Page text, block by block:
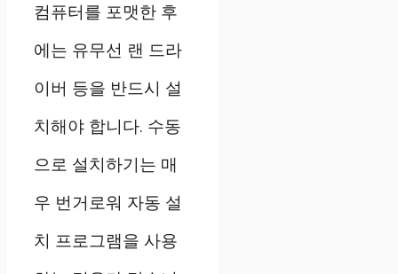
컴퓨터를 포맷한 후
에는 유무선 랜 드라
이버 등을 반드시 설
치해야 합니다. 수동
으로 설치하기는 매
우 번거로워 자동 설
치 프로그램을 사용